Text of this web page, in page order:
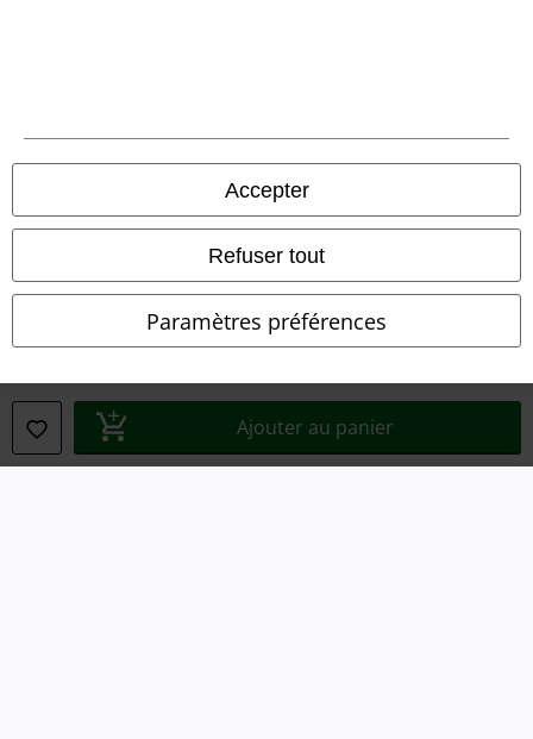
Accepter
Refuser tout
Paramètres préférences
Ajouter au panier
Clauses de confidentialité
Élimination des déchets et protection de l'environnement
Déclaration de Conformité
Informations sur l'accessibilité
Période de rétractation
Tous nos prix sont T.T.C. Cependant, ils ne comprennent pasles frais